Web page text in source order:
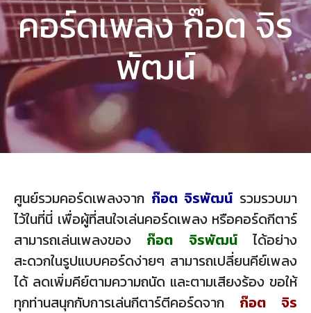
คอร์ดเพลง ก๊อต จิร
พัฒน์
ศูนย์รวมคอร์ดเพลงจาก ก๊อต จิรพัฒน์ รวมรวบมา
ไว้ในที่นี่ เพื่อผู้ที่สนใจเล่นคอร์ดเพลง หรือคอร์ดกีตาร์
สามารถเล่นเพลงของ ก๊อต จิรพัฒน์ได้อย่าง
สะดวกในรูปแบบคอร์ดง่ายๆ สามารถเปลี่ยนคีย์เพลง
ได้ ลดเพิ่มคีย์ตามความถนัด และตามเสียงร้อง ขอให้
ทุกท่านสนุกกับการเล่นกีตาร์ตีคอร์ดจาก ก๊อต จิร